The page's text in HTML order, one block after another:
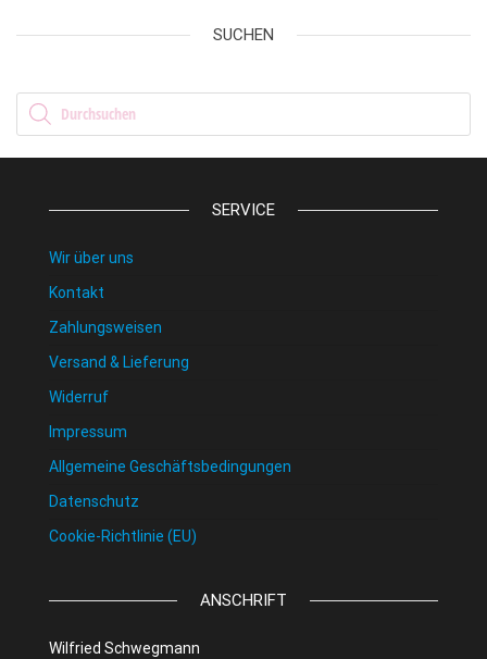
SUCHEN
Products search
SERVICE
Wir über uns
Kontakt
Zahlungsweisen
Versand & Lieferung
Widerruf
Impressum
Allgemeine Geschäftsbedingungen
Datenschutz
Cookie-Richtlinie (EU)
ANSCHRIFT
Wilfried Schwegmann